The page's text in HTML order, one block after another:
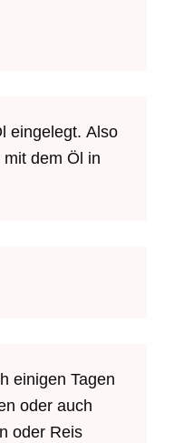
eingelegt. Also
dem Öl in
einigen Tagen
oder auch
oder Reis